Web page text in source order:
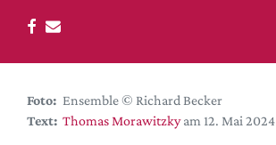
DdB-map
Premierensuche
Festival-Planer
Foto: Ensemble © Richard Becker
Text: Thomas Morawitzkyam 12. Mai 2024